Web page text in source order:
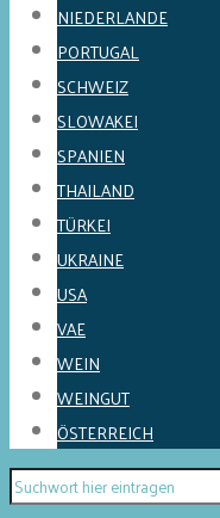
NIEDERLANDE
PORTUGAL
SCHWEIZ
SLOWAKEI
SPANIEN
THAILAND
TÜRKEI
UKRAINE
USA
VAE
WEIN
WEINGUT
ÖSTERREICH